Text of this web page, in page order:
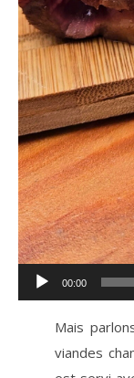
00:00
Mais
viandes